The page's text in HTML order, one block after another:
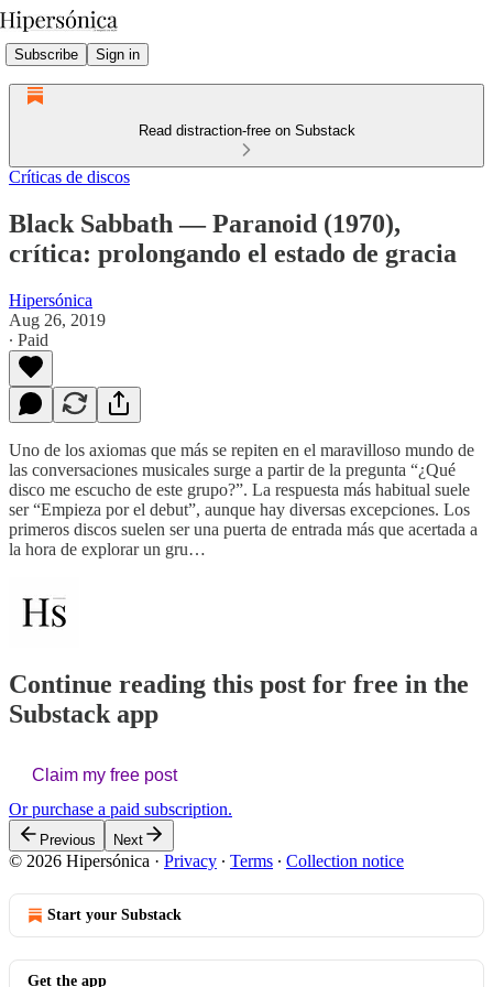
Subscribe Sign in
Read distraction-free on Substack
Críticas de discos
Black Sabbath — Paranoid (1970),
crítica: prolongando el estado de gracia
Hipersónica
Aug 26, 2019
∙ Paid
Uno de los axiomas que más se repiten en el maravilloso mundo de
las conversaciones musicales surge a partir de la pregunta “¿Qué
disco me escucho de este grupo?”. La respuesta más habitual suele
ser “Empieza por el debut”, aunque hay diversas excepciones. Los
primeros discos suelen ser una puerta de entrada más que acertada a
la hora de explorar un gru…
Continue reading this post for free in the
Substack app
Claim my free post
Or purchase a paid subscription.
Previous Next
© 2026 Hipersónica · Privacy ∙ Terms ∙ Collection notice
Start your Substack
Get the app